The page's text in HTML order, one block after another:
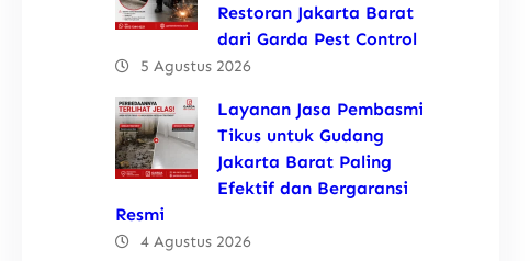
Restoran Jakarta Barat
dari Garda Pest Control
5 Agustus 2026
Layanan Jasa Pembasmi
Tikus untuk Gudang
Jakarta Barat Paling
Efektif dan Bergaransi
Resmi
4 Agustus 2026